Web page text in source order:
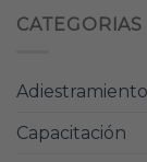
CATEGORIAS
Adiestramiento
Capacitación